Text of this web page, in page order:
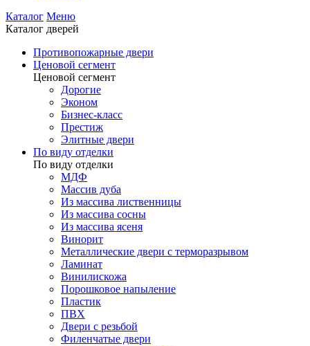
Каталог Меню
Каталог дверей
Противопожарные двери
Ценовой сегмент
Ценовой сегмент
Дорогие
Эконом
Бизнес-класс
Престиж
Элитные двери
По виду отделки
По виду отделки
МДФ
Массив дуба
Из массива лиственницы
Из массива сосны
Из массива ясеня
Винорит
Металлические двери с терморазрывом
Ламинат
Винилискожа
Порошковое напыление
Пластик
ПВХ
Двери с резьбой
Филенчатые двери